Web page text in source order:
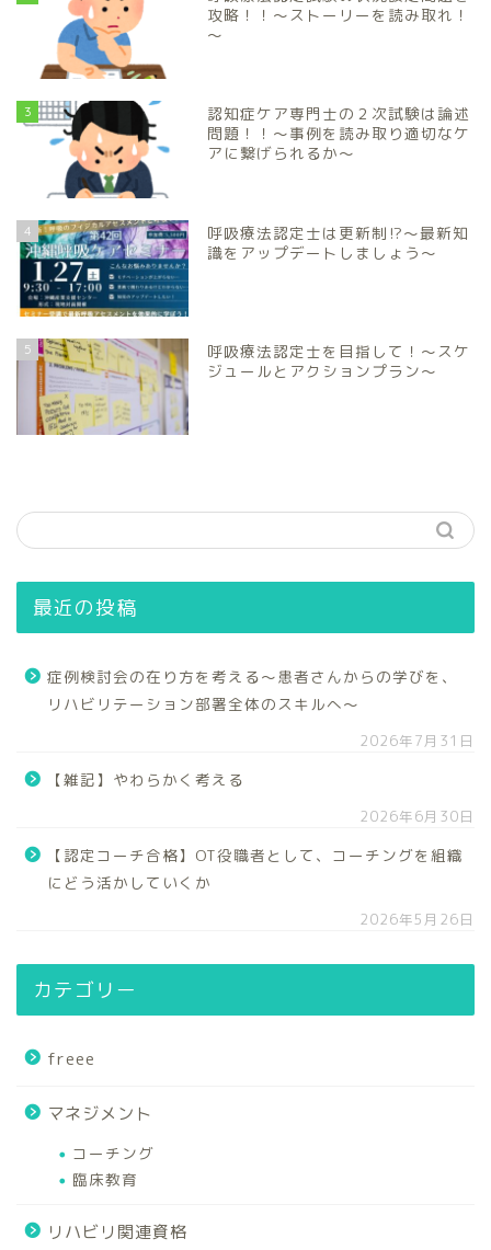
攻略！！～ストーリーを読み取れ！
～
3
認知症ケア専門士の２次試験は論述
問題！！～事例を読み取り適切なケ
アに繋げられるか～
4
呼吸療法認定士は更新制⁉～最新知
識をアップデートしましょう～
5
呼吸療法認定士を目指して！～スケ
ジュールとアクションプラン～
最近の投稿
症例検討会の在り方を考える～患者さんからの学びを、
リハビリテーション部署全体のスキルへ～
2026年7月31日
【雑記】やわらかく考える
2026年6月30日
【認定コーチ合格】OT役職者として、コーチングを組織
にどう活かしていくか
2026年5月26日
カテゴリー
freee
マネジメント
コーチング
臨床教育
リハビリ関連資格